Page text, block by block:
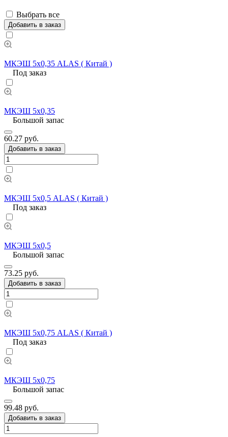
Выбрать все
Добавить в заказ
МКЭШ 5х0,35 ALAS ( Китай )
Под заказ
МКЭШ 5х0,35
Большой запас
60.27 руб.
Добавить в заказ
МКЭШ 5х0,5 ALAS ( Китай )
Под заказ
МКЭШ 5х0,5
Большой запас
73.25 руб.
Добавить в заказ
МКЭШ 5х0,75 ALAS ( Китай )
Под заказ
МКЭШ 5х0,75
Большой запас
99.48 руб.
Добавить в заказ